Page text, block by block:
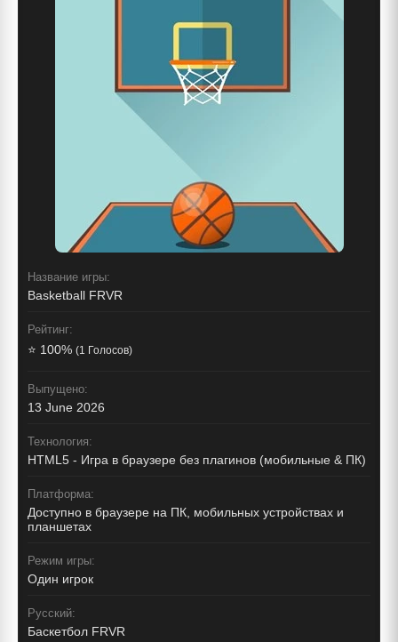
Название игры:
Basketball FRVR
Рейтинг:
⭐ 100% (1 Голосов)
Выпущено:
13 June 2026
Технология:
HTML5 - Игра в браузере без плагинов (мобильные & ПК)
Платформа:
Доступно в браузере на ПК, мобильных устройствах и
планшетах
Режим игры:
Один игрок
Русский:
Баскетбол FRVR